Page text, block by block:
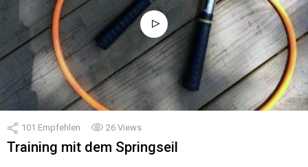
101 Empfehlen 26 Views
Training mit dem Springseil